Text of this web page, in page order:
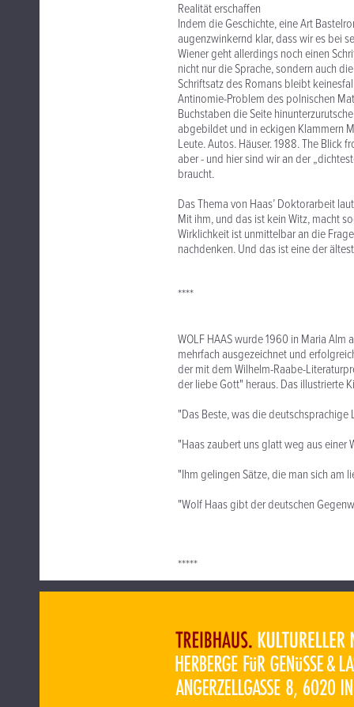
Realität erschaffen
Indem die Geschichte, eine Art
augenzwinkernd klar, dass wir es bei
Wiener geht allerdings noch einen
nicht nur die Sprache, sondern auch
Schriftsatz des Romans bleibt
Antinomie-Problem des polnischen
Buchstaben die Seite
abgebildet und in eckigen Klammern
Leute. Autos. Häuser. 1988. The Blick
aber - und hier sind wir an der
braucht.
Das Thema von Haas’ Doktorarbeit
Mit ihm, und das ist kein Witz, macht
Wirklichkeit ist unmittelbar an die
nachdenken. Und das ist eine der
****
WOLF HAAS wurde 1960 in Maria
mehrfach ausgezeichnet und
der mit dem Wilhelm-Raabe-
der liebe Gott" heraus. Das illustrierte
"Das Beste, was die
"Haas zaubert uns glatt weg aus einer
"Ihm gelingen Sätze, die man sich am
"Wolf Haas gibt der deutschen
*****